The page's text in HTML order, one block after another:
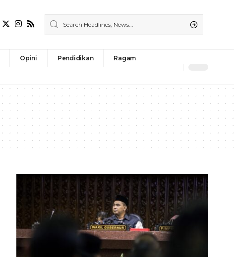
Opini Pendidikan Ragam